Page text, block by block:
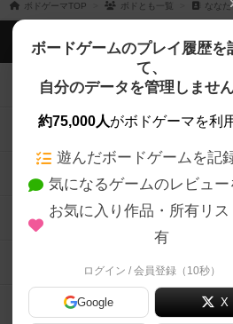
ボドゲーマTOP ボドとも一覧 ななた
ボードゲームのプレイ履歴を
て、
自分のデータを管理しませ
約75,000人がボドゲーマを利
遊んだボードゲームを記
気になるゲームのレビュー
お気に入り作品・所有リ
有
ログイン / 会員登録（10秒）
Google X
ボドゲーマTOP
ボードゲームを検索する
ボードゲームの新着レビュー
ボードゲーム会情報
メカニクス特集
掲示板・トピックス
ボドとも・会員一覧